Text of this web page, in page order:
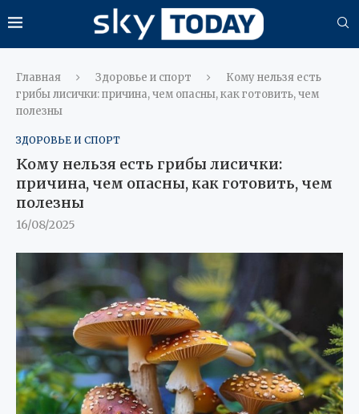
Главная Здоровье и спорт
Кому нельзя есть
грибы лисички: причина, чем опасны, как готовить, чем
полезны
ЗДОРОВЬЕ И СПОРТ
Кому нельзя есть грибы лисички:
причина, чем опасны, как готовить, чем
полезны
16/08/2025